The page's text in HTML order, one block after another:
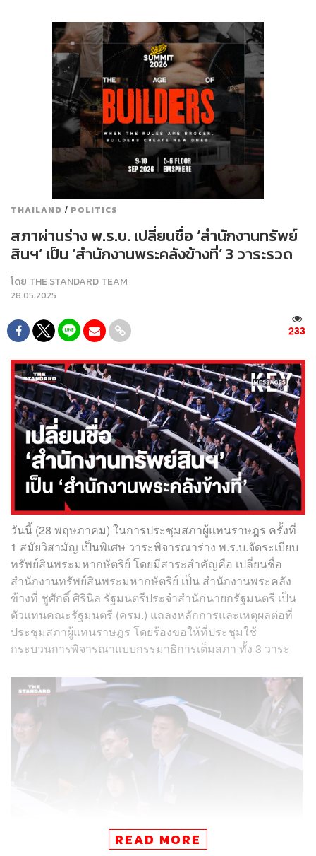
THAILAND / POLITICS
สภาผ่านร่าง พ.ร.บ. เปลี่ยนชื่อ ‘สำนักงานทรัพย์
สินฯ’ เป็น ‘สำนักงานพระคลังข้างที่’ 3 วาระรวด
โดย THE STANDARD TEAM
28.05.2025
233
วันนี้ (28 พฤษภาคม) ในการประชุมสภาผู้แทนราษฎร ครั้งที่
1 สมัยวิสามัญ เป็นพิเศษ วาระพิจารณาร่าง พ.ร.บ.จัดระเบียบ
ทรัพย์สินพระมหากษัตริย์ โดยมีสาระสำคัญคือ เปลี่ยนชื่อ
สำนักงานทรัพย์สินพระมหากษัตริย์ เป็น สำนักงานพระคลัง
ข้างที่ ชูศักดิ์ ศิรินิล รัฐมนตรีประจำสำนักนายกรัฐมนตรี เป็น
ตัวแทนคณะรัฐมนตรี (ครม.) แถลงหลักการและเหตุผลต่อที่
ประชุมสภาผู้แทนราษฎร โดยร้องขอให้ที่ประชุมใช้
กระบวนการพิจารณาแบบกรรมาธิการเต็มสภา ทั้ง 3 วาระ
READ MORE